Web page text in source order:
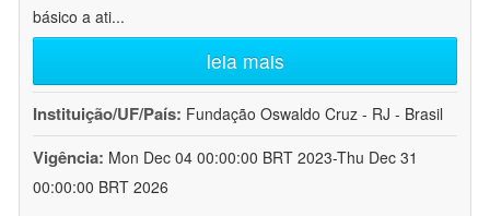
básico a ati...
leia mais
Instituição/UF/País: Fundação Oswaldo Cruz - RJ - Brasil
Vigência: Mon Dec 04 00:00:00 BRT 2023-Thu Dec 31
00:00:00 BRT 2026